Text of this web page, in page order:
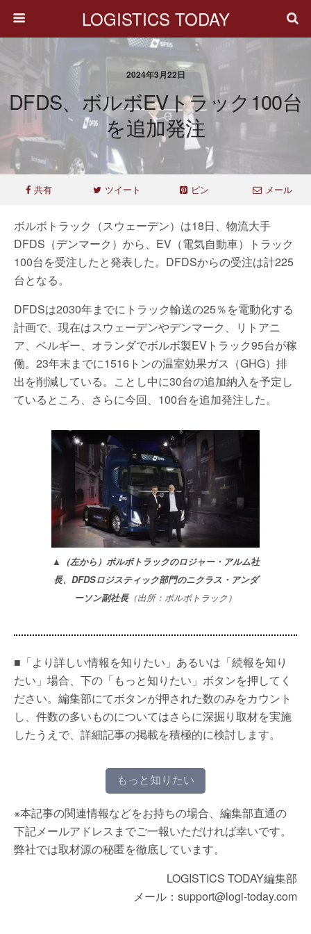
LOGISTICS TODAY
2024年3月22日
DFDS、ボルボEVトラック100台
を追加発注
共有 ツイート ピン メール
ボルボトラック（スウェーデン）は18日、物流大手
DFDS（デンマーク）から、EV（電気自動車）トラック
100台を受注したと発表した。DFDSからの受注は計225
台となる。
DFDSは2030年までにトラック輸送の25％を電動化する
計画で、現在はスウェーデンやデンマーク、リトアニ
ア、ベルギー、オランダでボルボ製EVトラック95台が稼
働。23年末までに1516トンの温室効果ガス（GHG）排
出を削減している。ことし中に30台の追加納入を予定し
ているところ、さらに今回、100台を追加発注した。
▲（左から）ボルボトラックのロジャー・アルム社
長、DFDSロジスティック部門のニクラス・アンダ
ーソン副社長（出所：ボルボトラック）
■「より詳しい情報を知りたい」あるいは「続報を知り
たい」場合、下の「もっと知りたい」ボタンを押してく
ださい。編集部にてボタンが押された数のみをカウント
し、件数の多いものについてはさらに深掘り取材を実施
したうえで、詳細記事の掲載を積極的に検討します。
もっと知りたい
※本記事の関連情報などをお持ちの場合、編集部直通の
下記メールアドレスまでご一報いただければ幸いです。
弊社では取材源の秘匿を徹底しています。
LOGISTICS TODAY編集部
メール：support@logi-today.com